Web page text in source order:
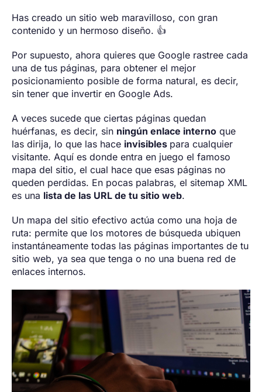
Has creado un sitio web maravilloso, con gran
contenido y un hermoso diseño. 👍
Por supuesto, ahora quieres que Google rastree cada
una de tus páginas, para obtener el mejor
posicionamiento posible de forma natural, es decir,
sin tener que invertir en Google Ads.
A veces sucede que ciertas páginas quedan
huérfanas, es decir, sin ningún enlace interno que
las dirija, lo que las hace invisibles para cualquier
visitante. Aquí es donde entra en juego el famoso
mapa del sitio, el cual hace que esas páginas no
queden perdidas. En pocas palabras, el sitemap XML
es una lista de las URL de tu sitio web.
Un mapa del sitio efectivo actúa como una hoja de
ruta: permite que los motores de búsqueda ubiquen
instantáneamente todas las páginas importantes de tu
sitio web, ya sea que tenga o no una buena red de
enlaces internos.